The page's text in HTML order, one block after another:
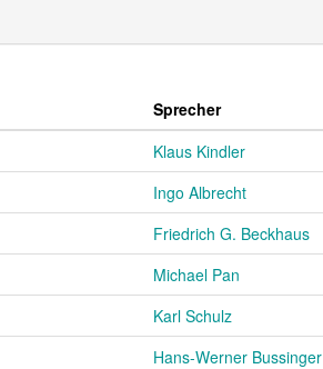
Sprecher
Klaus Kindler
Ingo Albrecht
Friedrich G. Beckhaus
Michael Pan
Karl Schulz
Hans-Werner Bussinger